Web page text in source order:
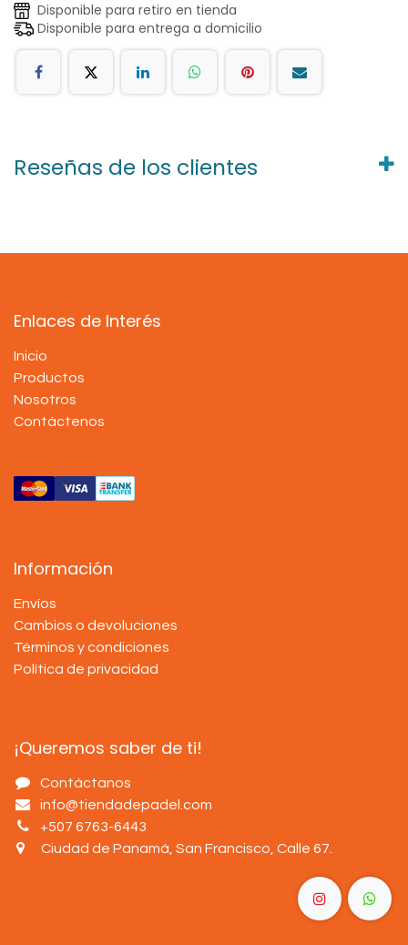
Disponible para retiro en tienda
Disponible para entrega a domicilio
Reseñas de los clientes
Enlaces de Interés
Inicio
Productos
Nosotros
Contáctenos
Información
Envíos
Cambios o devoluciones
Términos y condiciones
Política de privacidad
¡Queremos saber de ti!
Contáctanos
info@tiendadepadel.com
+507 6763-6443
Ciudad de Panamá, San Francisco, Calle 67